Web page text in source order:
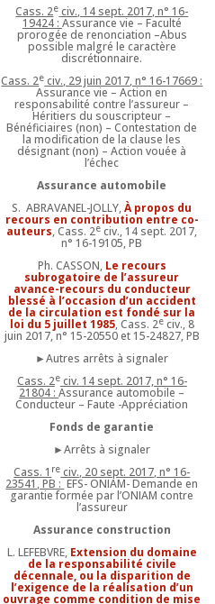
Cass. 2e civ., 14 sept. 2017, n° 16-
19424 : Assurance vie – Faculté
prorogée de renonciation –Abus
possible malgré le caractère
discrétionnaire.
Cass. 2e civ., 29 juin 2017, n° 16-17669 :
Assurance vie – Action en
responsabilité contre l’assureur –
Héritiers du souscripteur –
Bénéficiaires (non) – Contestation de
la modification de la clause les
désignant (non) – Action vouée à
l’échec
Assurance automobile
S. ABRAVANEL-JOLLY,À propos du
recours en contribution entre co-
auteurs, Cass. 2e civ., 14 sept. 2017,
n° 16-19105, PB
Ph. CASSON, Le recours
subrogatoire de l’assureur
avance-recours du conducteur
blessé à l’occasion d’un accident
de la circulation est fondé sur la
loi du 5 juillet 1985, Cass. 2eciv., 8
juin 2017, n° 15-20550 et 15-24827, PB
►Autres arrêts à signaler
Cass. 2eciv. 14 sept. 2017, n° 16-
21804 :Assurance automobile –
Conducteur – Faute -Appréciation
Fonds de garantie
►Arrêts à signaler
Cass. 1 re civ., 20 sept. 2017, n° 16-
23541, PB : EFS- ONIAM- Demande en
garantie formée par l’ONIAM contre
l’assureur
Assurance construction
L. LEFEBVRE, Extension du domaine
de la responsabilité civile
décennale, ou la disparition de
l’exigence de la réalisation d’un
ouvrage comme condition de mise